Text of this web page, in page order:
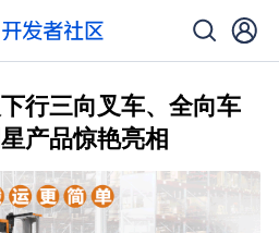
行三向叉车、全向车
产品惊艳亮相